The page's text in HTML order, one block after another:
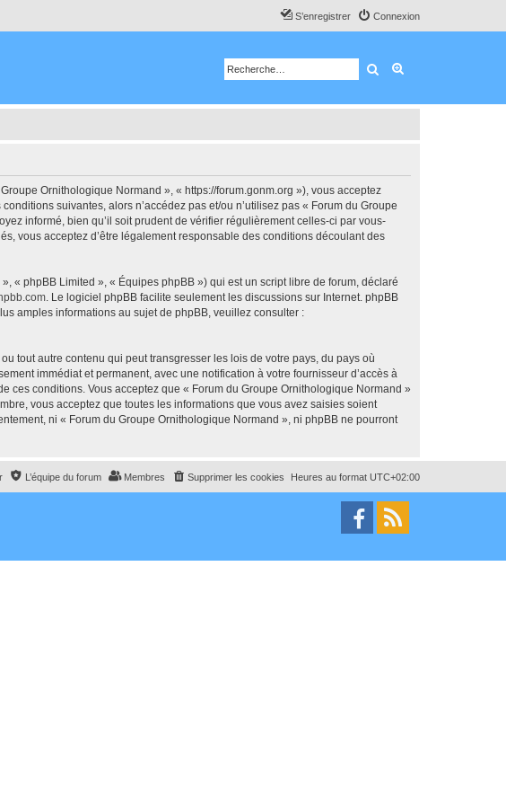
Connexion
S’enregistrer
Rechercher
Ornithologique Normand », « https://forum.gonm.org »), vous acceptez
suivantes, alors n’accédez pas et/ou n’utilisez pas « Forum du Groupe
informé, bien qu’il soit prudent de vérifier régulièrement celles-ci par vous-
vous acceptez d’être légalement responsable des conditions découlant des
« phpBB Limited », « Équipes phpBB ») qui est un script libre de forum, déclaré
. Le logiciel phpBB facilite seulement les discussions sur Internet. phpBB
amples informations au sujet de phpBB, veuillez consulter :
tout autre contenu qui peut transgresser les lois de votre pays, du pays où
immédiat et permanent, avec une notification à votre fournisseur d’accès à
ces conditions. Vous acceptez que « Forum du Groupe Ornithologique Normand »
vous acceptez que toutes les informations que vous avez saisies soient
ni « Forum du Groupe Ornithologique Normand », ni phpBB ne pourront
Heures au format UTC+02:00
Supprimer les cookies
Membres
L’équipe du forum